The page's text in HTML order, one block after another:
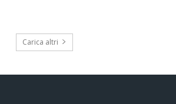
Carica altri